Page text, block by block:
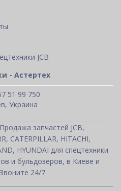
JCB
- Астертех
51 99 750
Украина
запчастей JCB,
CATERPILLAR, HITACHI,
HYUNDAI для спецтехники
и бульдозеров, в Киеве и
24/7